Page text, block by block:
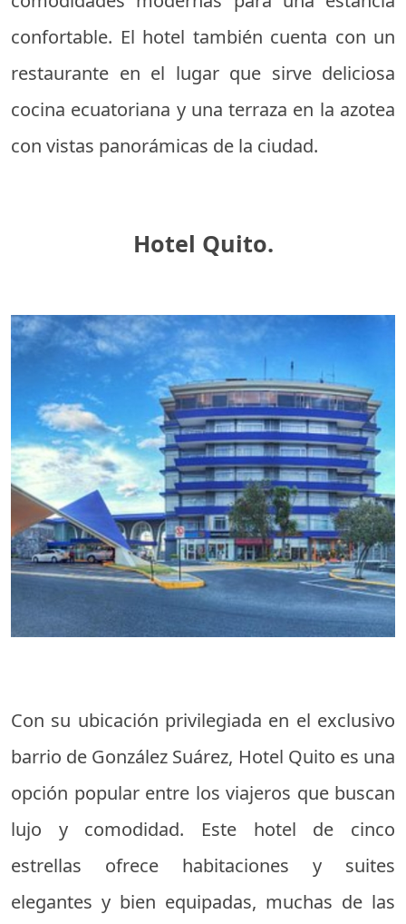
confortable. El hotel también cuenta con un
restaurante en el lugar que sirve deliciosa
cocina ecuatoriana y una terraza en la azotea
con vistas panorámicas de la ciudad.
Hotel Quito.
Con su ubicación privilegiada en el exclusivo
barrio de González Suárez, Hotel Quito es una
opción popular entre los viajeros que buscan
lujo y comodidad. Este hotel de cinco
estrellas ofrece habitaciones y suites
elegantes y bien equipadas, muchas de las